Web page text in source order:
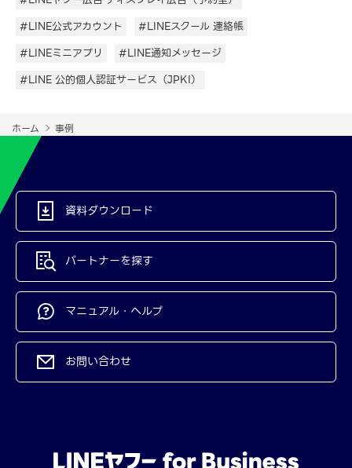
#LINE公式アカウント
#LINEスクール 連絡帳
#LINEミニアプリ
#LINE通知メッセージ
#LINE 公的個人認証サービス（JPKI）
ホーム 事例
資料ダウンロード
パートナーを探す
マニュアル・ヘルプ
お問い合わせ